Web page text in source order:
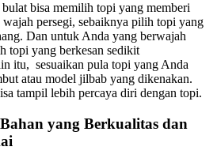
bisa memilih topi yang memberi
persegi, sebaiknya pilih topi yang
Dan untuk Anda yang berwajah
topi yang berkesan sedikit
itu, sesuaikan pula topi yang Anda
atau model jilbab yang dikenakan.
tampil lebih percaya diri dengan topi.
yang Berkualitas dan